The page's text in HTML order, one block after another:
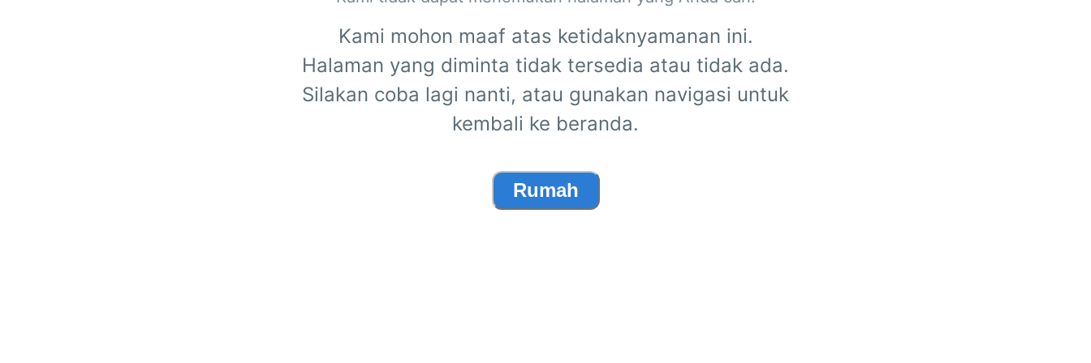
Kami mohon maaf atas ketidaknyamanan ini.
Halaman yang diminta tidak tersedia atau tidak ada.
Silakan coba lagi nanti, atau gunakan navigasi untuk
kembali ke beranda.
Rumah